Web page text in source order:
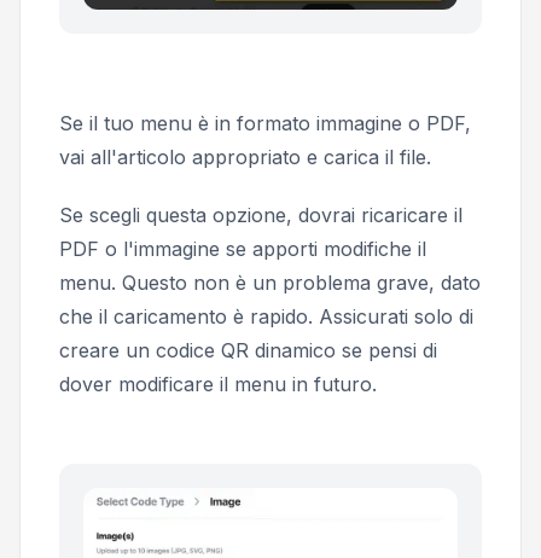
Se il tuo menu è in formato immagine o PDF,
vai all'articolo appropriato e carica il file.
Se scegli questa opzione, dovrai ricaricare il
PDF o l'immagine se apporti modifiche il
menu. Questo non è un problema grave, dato
che il caricamento è rapido. Assicurati solo di
creare un codice QR dinamico se pensi di
dover modificare il menu in futuro.